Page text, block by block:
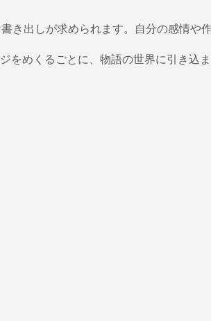
出しが求められます。自分の感情や
をめくるごとに、物語の世界に引き